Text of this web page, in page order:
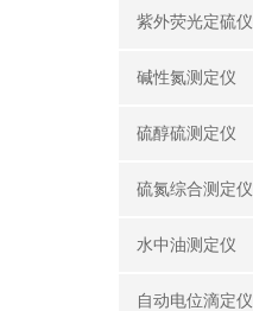
紫外荧光定硫仪
碱性氮测定仪
硫醇硫测定仪
硫氮综合测定仪
水中油测定仪
自动电位滴定仪